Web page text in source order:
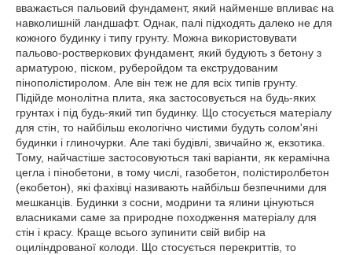
вважається пальовий фундамент, який найменше впливає на
навколишній ландшафт. Однак, палі підходять далеко не для
кожного будинку і типу грунту. Можна використовувати
пальово-ростверкових фундамент, який будують з бетону з
арматурою, піском, руберойдом та екструдованим
пінополістиролом. Але він теж не для всіх типів грунту.
Підійде монолітна плита, яка застосовується на будь-яких
грунтах і під будь-який тип будинку. Що стосується матеріалу
для стін, то найбільш екологічно чистими будуть солом'яні
будинки і глиночурки. Але такі будівлі, звичайно ж, екзотика.
Тому, найчастіше застосовуються такі варіанти, як керамічна
цегла і пінобетони, в тому числі, газобетон, полістиролбетон
(екобетон), які фахівці називають найбільш безпечними для
мешканців. Будинки з сосни, модрини та ялини цінуються
власниками саме за природне походження матеріалу для
стін і красу. Краще всього зупинити свій вибір на
оциліндрованої колоди. Що стосується перекриттів, то